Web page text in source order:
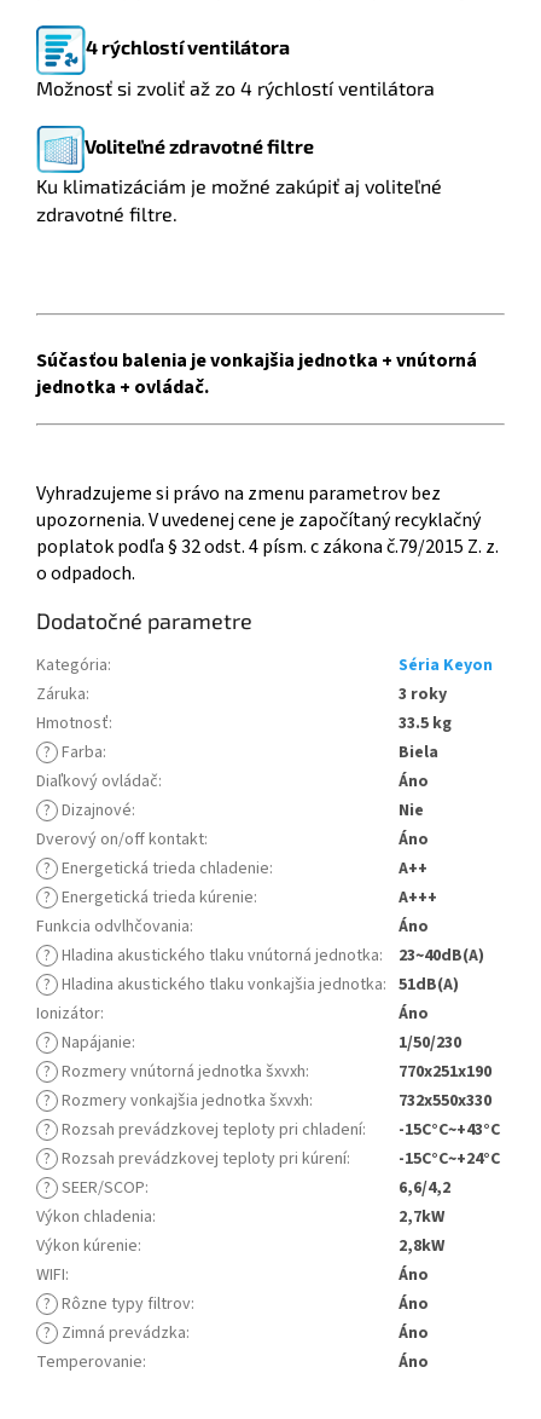
4 rýchlostí ventilátora
Možnosť si zvoliť až zo 4 rýchlostí ventilátora
Voliteľné zdravotné filtre
Ku klimatizáciám je možné zakúpiť aj voliteľné
zdravotné filtre.
Súčasťou balenia je vonkajšia jednotka + vnútorná
jednotka + ovládač.
Vyhradzujeme si právo na zmenu parametrov bez
upozornenia. V uvedenej cene je započítaný recyklačný
poplatok podľa § 32 odst. 4 písm. c zákona č.79/2015 Z. z.
o odpadoch.
Dodatočné parametre
Kategória:
Séria Keyon
Záruka:
3 roky
Hmotnosť:
33.5 kg
? Farba:
Biela
Diaľkový ovládač:
Áno
? Dizajnové:
Nie
Dverový on/off kontakt:
Áno
? Energetická trieda chladenie:
A++
? Energetická trieda kúrenie:
A+++
Funkcia odvlhčovania:
Áno
? Hladina akustického tlaku vnútorná jednotka:
23~40dB(A)
? Hladina akustického tlaku vonkajšia jednotka: 51dB(A)
Ionizátor:
Áno
? Napájanie:
1/50/230
? Rozmery vnútorná jednotka šxvxh:
770x251x190
? Rozmery vonkajšia jednotka šxvxh:
732x550x330
? Rozsah prevádzkovej teploty pri chladení:
-15C°C~+43°C
? Rozsah prevádzkovej teploty pri kúrení:
-15C°C~+24°C
? SEER/SCOP:
6,6/4,2
Výkon chladenia:
2,7kW
Výkon kúrenie:
2,8kW
WIFI:
Áno
? Rôzne typy filtrov:
Áno
? Zimná prevádzka:
Áno
Temperovanie: Áno